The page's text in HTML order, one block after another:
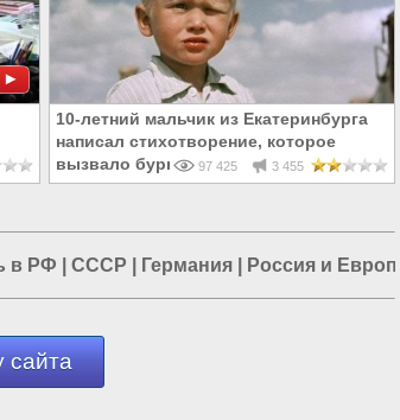
10-летний мальчик из Екатеринбурга
написал стихотворение, которое
вызвало бурю эмоций у читателей
97 425 3 455
в РФ СССР Германия Россия и Европа
сайта